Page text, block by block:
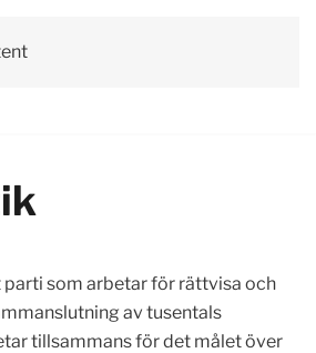
som arbetar för rättvisa och
av tusentals
tillsammans för det målet över